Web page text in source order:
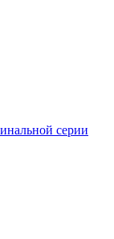
серии